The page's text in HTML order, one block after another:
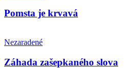
Pomsta je krvavá
Nezaradené
Záhada zašepkaného slova